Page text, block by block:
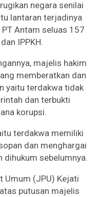
negara senilai
lantaran terjadinya
Antam seluas 157
IPPKH.
majelis hakim
memberatkan dan
yaitu terdakwa tidak
dan terbukti
korupsi.
terdakwa memiliki
dan menghargai
dihukum sebelumnya.
Umum (JPU) Kejati
putusan majelis